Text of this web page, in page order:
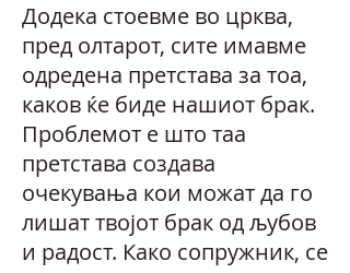
Додека стоевме во црква,
пред олтарот, сите имавме
одредена претстава за тоа,
каков ќе биде нашиот брак.
Проблемот е што таа
претстава создава
очекувања кои можат да го
лишат твојот брак од љубов
и радост. Како сопружник, се